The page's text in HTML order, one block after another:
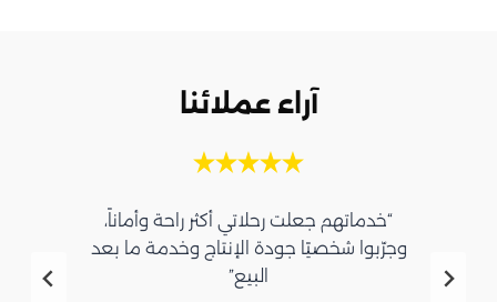
آراء عملائنا
“خدماتهم جعلت رحلاتي أكثر راحة وأماناً،
وجرّبوا شخصيًا جودة الإنتاج وخدمة ما بعد
البيع”